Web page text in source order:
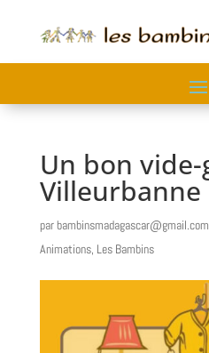
Un bon
Villeurbanne
parbambinsmadagascar@gmail.com
Animations, Les Bambins